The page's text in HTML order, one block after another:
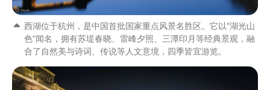
西湖位于杭州，是中国首批国家重点风景名胜区。它以“湖光山
色”闻名，拥有苏堤春晓、雷峰夕照、三潭印月等经典景观，融
合了自然美与诗词、传说等人文意境，四季皆宜游览。